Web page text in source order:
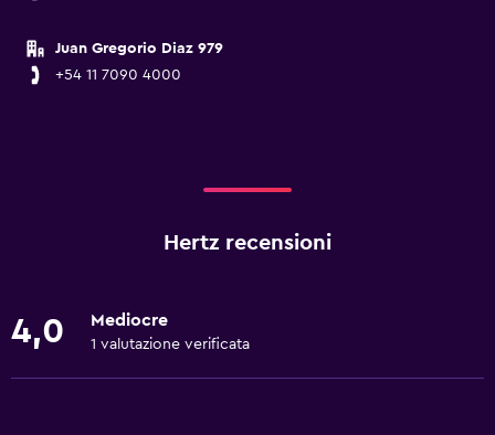
Juan Gregorio Diaz 979
+54 11 7090 4000
Hertz recensioni
4,0 Mediocre
1 valutazione verificata